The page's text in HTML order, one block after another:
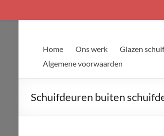
Home Ons werk Glazen
Algemene voorwaarden
Schuifdeuren buiten